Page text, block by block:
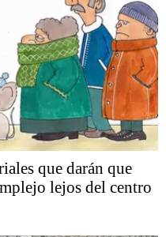
que darán que
lejos del centro